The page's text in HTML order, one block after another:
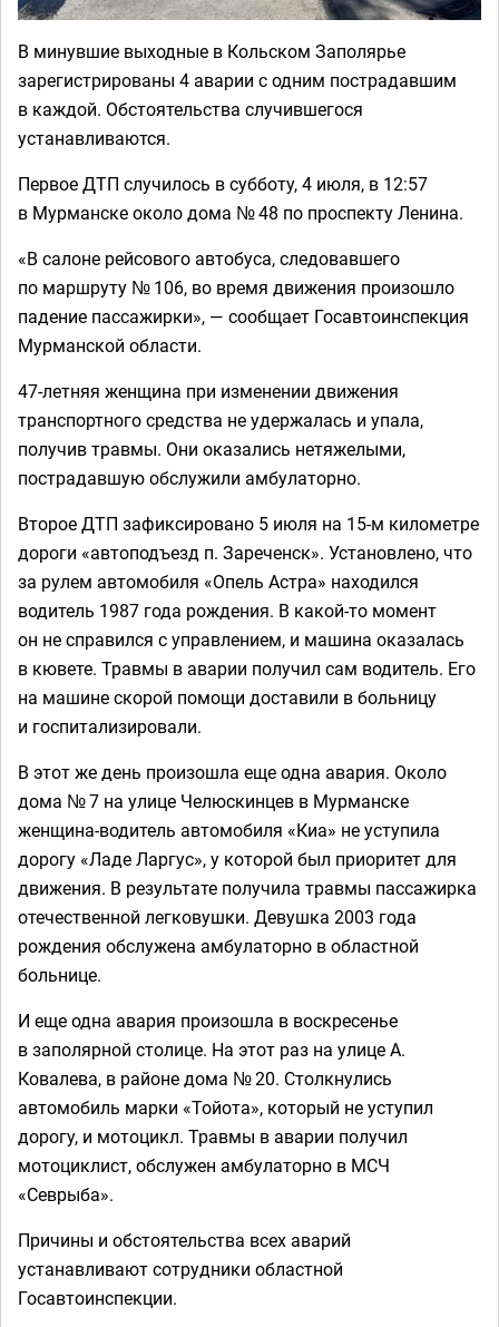
В минувшие выходные в Кольском Заполярье
зарегистрированы 4 аварии с одним пострадавшим
в каждой. Обстоятельства случившегося
устанавливаются.
Первое ДТП случилось в субботу, 4 июля, в 12:57
в Мурманске около дома № 48 по проспекту Ленина.
«В салоне рейсового автобуса, следовавшего
по маршруту № 106, во время движения произошло
падение пассажирки», — сообщает Госавтоинспекция
Мурманской области.
47-летняя женщина при изменении движения
транспортного средства не удержалась и упала,
получив травмы. Они оказались нетяжелыми,
пострадавшую обслужили амбулаторно.
Второе ДТП зафиксировано 5 июля на 15-м километре
дороги «автоподъезд п. Зареченск». Установлено, что
за рулем автомобиля «Опель Астра» находился
водитель 1987 года рождения. В какой-то момент
он не справился с управлением, и машина оказалась
в кювете. Травмы в аварии получил сам водитель. Его
на машине скорой помощи доставили в больницу
и госпитализировали.
В этот же день произошла еще одна авария. Около
дома № 7 на улице Челюскинцев в Мурманске
женщина-водитель автомобиля «Киа» не уступила
дорогу «Ладе Ларгус», у которой был приоритет для
движения. В результате получила травмы пассажирка
отечественной легковушки. Девушка 2003 года
рождения обслужена амбулаторно в областной
больнице.
И еще одна авария произошла в воскресенье
в заполярной столице. На этот раз на улице А.
Ковалева, в районе дома № 20. Столкнулись
автомобиль марки «Тойота», который не уступил
дорогу, и мотоцикл. Травмы в аварии получил
мотоциклист, обслужен амбулаторно в МСЧ
«Севрыба».
Причины и обстоятельства всех аварий
устанавливают сотрудники областной
Госавтоинспекции.